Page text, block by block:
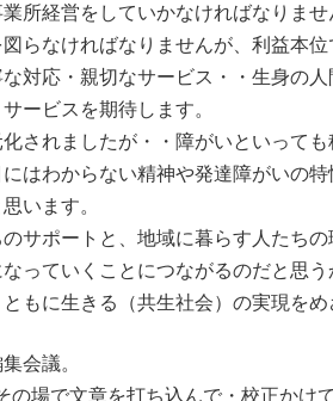
所経営をしていかなければなりませ
らなければなりませんが、利益本
対応・親切なサービス・・生身の
ービスを期待します。
されましたが・・障がいといって
はわからない精神や発達障がいの
います。
サポートと、地域に暮らす人たち
っていくことにつながるのだと思う
もに生きる（共生社会）の実現をめ
会議。
場で文章を打ち込んで・校正かけ